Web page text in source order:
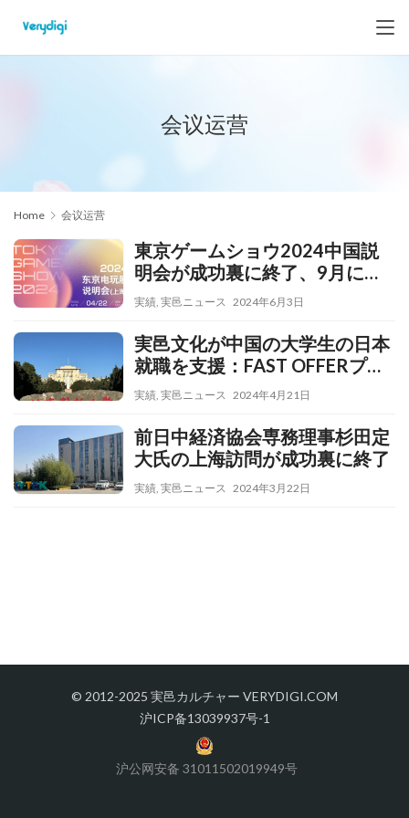
会议运营
Home 会议运营
東京ゲームショウ2024中国説
明会が成功裏に終了、9月に千
葉でお会いしましょう！
実績, 実邑ニュース 2024年6月3日
実邑文化が中国の大学生の日本
就職を支援：FAST OFFERプロ
ジェクト説明会
実績, 実邑ニュース 2024年4月21日
前日中経済協会専務理事杉田定
大氏の上海訪問が成功裏に終了
実績, 実邑ニュース 2024年3月22日
© 2012-2025 実邑カルチャー VERYDIGI.COM
沪ICP备13039937号-1
沪公网安备 31011502019949号